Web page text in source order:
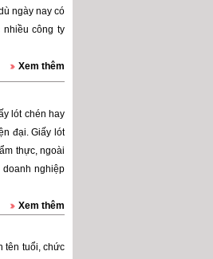
ngày nay có
công ty
Xem thêm
lót chén hay
đại. Giấy lót
thực, ngoài
nghiệp
Xem thêm
tên tuổi, chức